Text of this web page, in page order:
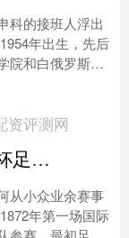
科的接班人浮出
年出生，先后
院和白俄罗斯农
年以及1980年
资评测网
三星证券 世界杯足球赛：是如何从小众业余赛事成长为全球顶流盛会 1872年第一
从小众业余赛事
年第一场国际